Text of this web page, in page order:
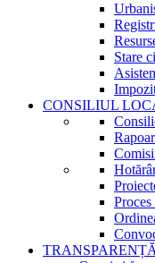
Stare
CONSILIUL
TRANSPARENȚĂ